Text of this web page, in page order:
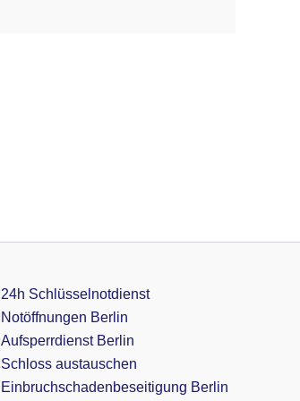
24h Schlüsselnotdienst
Notöffnungen Berlin
Aufsperrdienst Berlin
Schloss austauschen
Einbruchschadenbeseitigung Berlin